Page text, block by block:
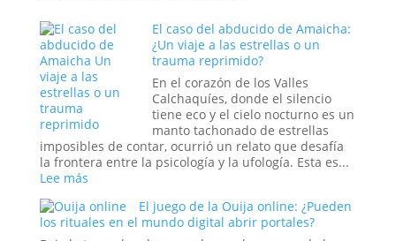
El caso del abducido de Amaicha:
¿Un viaje a las estrellas o un
trauma reprimido?
En el corazón de los Valles
Calchaquíes, donde el silencio
tiene eco y el cielo nocturno es un
manto tachonado de estrellas
imposibles de contar, ocurrió un relato que desafía
la frontera entre la psicología y la ufología. Esta es...
Lee más:
caso
del
El juego de la Ouija online: ¿Pueden
los rituales en el mundo digital abrir portales?